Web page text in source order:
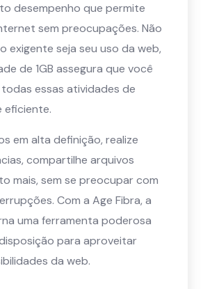
desempenho que permite
sem preocupações. Não
exigente seja seu uso da web,
de 1GB assegura que você
essas atividades de
eficiente.
em alta definição, realize
compartilhe arquivos
mais, sem se preocupar com
Com a Age Fibra, a
uma ferramenta poderosa
para aproveitar
da web.